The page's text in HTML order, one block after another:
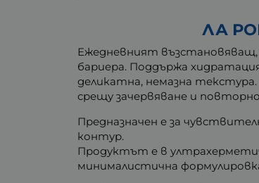
ЛА
Ежедневният
бариера. Поддържа
деликатна, немазна
срещу зачервяване и
Предназначен е за
контур.
Продуктът е в
минималистична